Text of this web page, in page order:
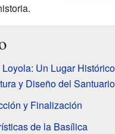
Un Lugar Histórico
y Diseño del Santuario
y Finalización
de la Basílica